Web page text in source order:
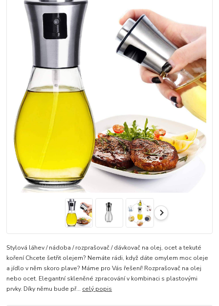
Stylová láhev / nádoba / rozprašovač / dávkovač na olej, ocet a tekuté
koření Chcete šetřit olejem? Nemáte rádi, když dáte omylem moc oleje
a jídlo v něm skoro plave? Máme pro Vás řešení! Rozprašovač na olej
nebo ocet. Elegantní skleněné zpracování v kombinaci s plastovými
prvky. Díky němu bude př... celý popis